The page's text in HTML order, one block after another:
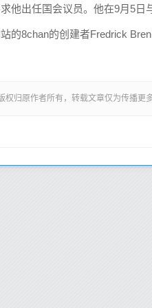
他出任国会议员。他在9月5
的8chan的创建者Fredrick
权归原作者所有，转载文章仅为传播